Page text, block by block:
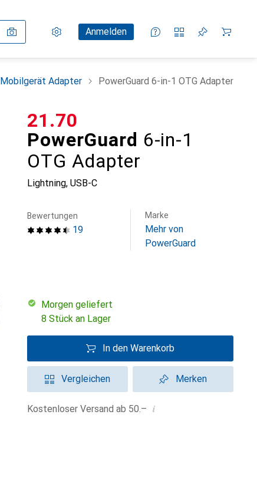
Einstellungen
KundenkontoAnmelden
Vergleichslisten
Merklisten
Warenkorb
Mobilgerät Adapter PowerGuard 6-in-1 OTG Adapter
PowerGuard 6-in-1
OTG Adapter
Lightning, USB-C
CHF
21.70
19
Bewertungen Marke
Mehr von
PowerGuard
morgen geliefert
8 Stück an Lager
In den Warenkorb
Vergleichen Merken
Kostenloser Versand ab 50.– i